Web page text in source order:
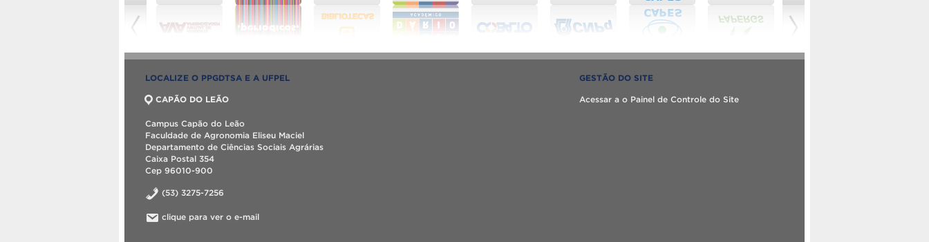
LOCALIZE O PPGDTSA E A UFPEL
CAPÃO DO LEÃO
Campus Capão do Leão
Faculdade de Agronomia Eliseu Maciel
Departamento de Ciências Sociais Agrárias
Caixa Postal 354
Cep 96010-900
(53) 3275-7256
clique para ver o e-mail
GESTÃO DO SITE
Acessar a o Painel de Controle do Site